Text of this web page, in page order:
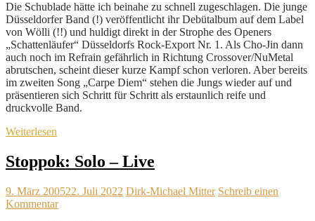
Die Schublade hätte ich beinahe zu schnell zugeschlagen. Die junge
Düsseldorfer Band (!) veröffentlicht ihr Debütalbum auf dem Label
von Wölli (!!) und huldigt direkt in der Strophe des Openers
„Schattenläufer“ Düsseldorfs Rock-Export Nr. 1. Als Cho-Jin dann
auch noch im Refrain gefährlich in Richtung Crossover/NuMetal
abrutschen, scheint dieser kurze Kampf schon verloren. Aber bereits
im zweiten Song „Carpe Diem“ stehen die Jungs wieder auf und
präsentieren sich Schritt für Schritt als erstaunlich reife und
druckvolle Band.
Weiterlesen
Stoppok: Solo – Live
9. März 200522. Juli 2022 Dirk-Michael Mitter Schreib einen
Kommentar